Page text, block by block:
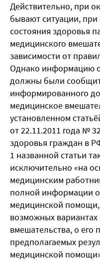
Действительно, при
бывают ситуации,
состояния здоровья
медицинского
зависимости от
Однако информацию
должны были
информированного
медицинское
установленном
от 22.11.2011 года №
здоровья граждан в
1 названной статьи
исключительно «на
медицинским
полной информации о
медицинской
возможных
вмешательства, о его
предполагаемых
медицинской